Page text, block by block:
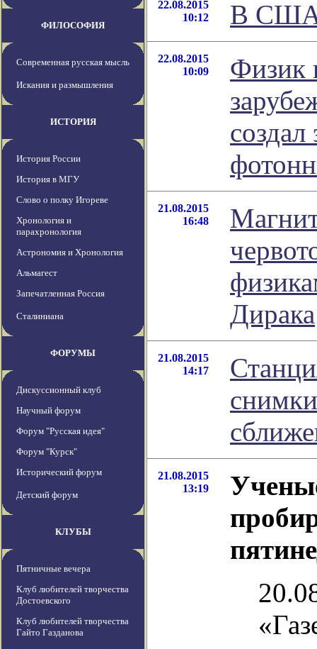
ФИЛОСОФИЯ
Современная русская мысль
Искания и размышления
ИСТОРИЯ
История России
История в МГУ
Слово о полку Игореве
Хронология и
парахронология
Астрономия и Хронология
Альмагест
Запечатленная Россия
Сталиниана
ФОРУМЫ
Дискуссионный клуб
Научный форум
Форум "Русская идея"
Форум "Курск"
Исторический форум
Детский форум
КЛУБЫ
Пятничные вечера
Клуб любителей творчества
Достоевского
Клуб любителей творчества
Гайто Газданова
22.08.2015
10:12
В США
22.08.2015
10:09
Физик
создал
21.08.2015
16:48
Дирака
21.08.2015
14:17
21.08.2015
13:19